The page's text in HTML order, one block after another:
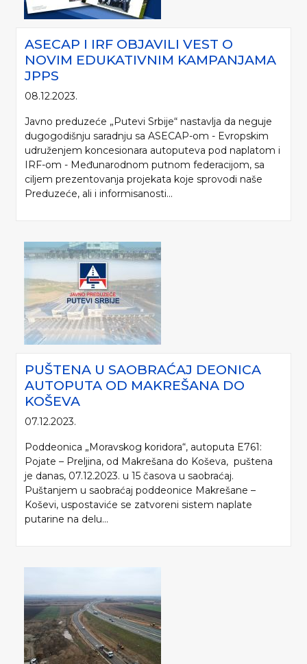
ASECAP I IRF OBJAVILI VEST O
NOVIM EDUKATIVNIM KAMPANJAMA
JPPS
08.12.2023.
Javno preduzeće „Putevi Srbije“ nastavlja da neguje
dugogodišnju saradnju sa ASECAP-om - Evropskim
udruženjem koncesionara autoputeva pod naplatom i
IRF-om - Međunarodnom putnom federacijom, sa
ciljem prezentovanja projekata koje sprovodi naše
Preduzeće, ali i informisanosti...
PUŠTENA U SAOBRAĆAJ DEONICA
AUTOPUTA OD MAKREŠANA DO
KOŠEVA
07.12.2023.
Poddeonica „Moravskog koridora“, autoputa E761:
Pojate – Preljina, od Makrešana do Koševa, puštena
je danas, 07.12.2023. u 15 časova u saobraćaj.
Puštanjem u saobraćaj poddeonice Makrešane –
Koševi, uspostaviće se zatvoreni sistem naplate
putarine na delu...